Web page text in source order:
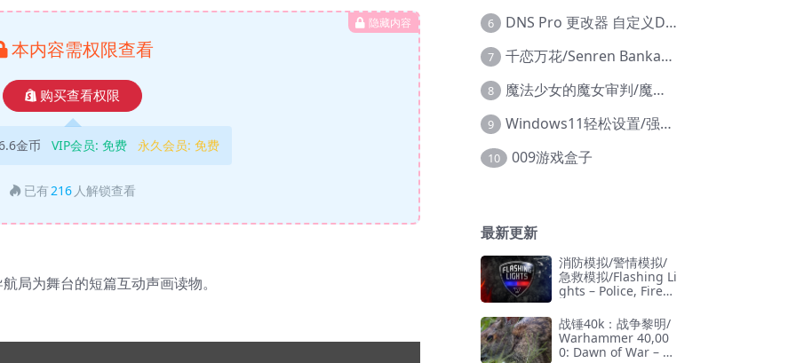
隐藏内容
本内容需权限查看
购买查看权限
金币 VIP会员: 免费 永久会员: 免费
已有216 人解锁查看
局为舞台的短篇互动声画读物。
6 DNS Pro 更改器 自定义DNS修改
7 千恋万花/Senren Banka/安卓版
8 魔法少女的魔女审判/魔法少女ノ魔女裁判
9 Windows11轻松设置/强力禁止WD等/兼容Win10
10 009游戏盒子
最新更新
消防模拟/警情模拟/
急救模拟/Flashing Li
ghts – Police, Firefi
Services Simulator
战锤40k：战争黎明/
Warhammer 40,00
0: Dawn of War – D